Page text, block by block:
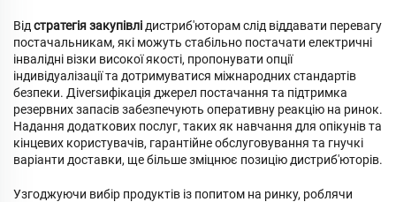
Від стратегія закупівлі дистриб'юторам слід віддавати перевагу
постачальникам, які можуть стабільно постачати електричні
інвалідні візки високої якості, пропонувати опції
індивідуалізації та дотримуватися міжнародних стандартів
безпеки. Дiversифікація джерел постачання та підтримка
резервних запасів забезпечують оперативну реакцію на ринок.
Надання додаткових послуг, таких як навчання для опікунів та
кінцевих користувачів, гарантійне обслуговування та гнучкі
варіанти доставки, ще більше зміцнює позицію дистриб'юторів.
Узгоджуючи вибір продуктів із попитом на ринку, роблячи